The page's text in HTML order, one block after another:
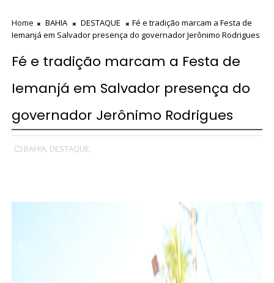
Home BAHIA DESTAQUE
Fé e tradição marcam a Festa de
Iemanjá em Salvador presença do governador Jerônimo Rodrigues
Fé e tradição marcam a Festa de
Iemanjá em Salvador presença do
governador Jerônimo Rodrigues
BAHIA, DESTAQUE,